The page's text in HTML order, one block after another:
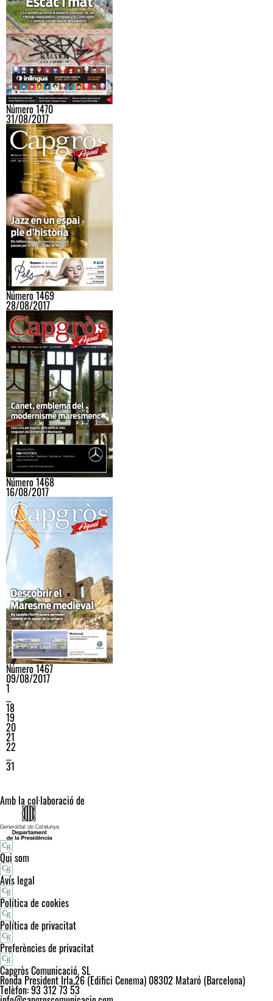
Número 1470
31/08/2017
Número 1469
28/08/2017
Número 1468
16/08/2017
Número 1467
09/08/2017
1
…
18
19
20
21
22
…
31
Amb la col·laboració de
Qui som
Avís legal
Política de cookies
Política de privacitat
Preferències de privacitat
Capgròs Comunicació, SL
Ronda President Irla,26 (Edifici Cenema) 08302 Mataró (Barcelona)
Telèfon: 93 312 73 53